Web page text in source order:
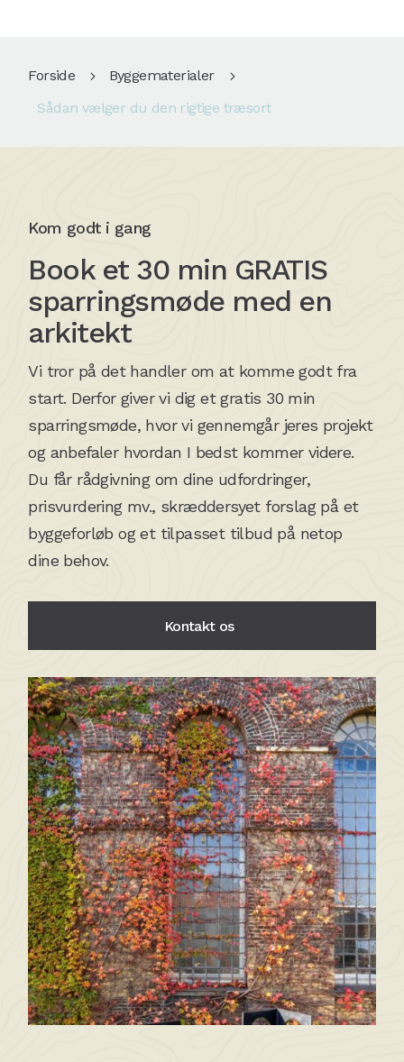
Forside 5 Byggematerialer 5
Sådan vælger du den rigtige træsort
Kom godt i gang
Book et 30 min GRATIS
sparringsmøde med en
arkitekt
Vi tror på det handler om at komme godt fra
start. Derfor giver vi dig et gratis 30 min
sparringsmøde, hvor vi gennemgår jeres projekt
og anbefaler hvordan I bedst kommer videre.
Du får rådgivning om dine udfordringer,
prisvurdering mv., skræddersyet forslag på et
byggeforløb og et tilpasset tilbud på netop
dine behov.
Kontakt os